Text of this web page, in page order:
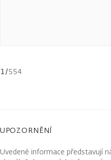
1/554
UPOZORNĚNÍ
Uvedené informace představují